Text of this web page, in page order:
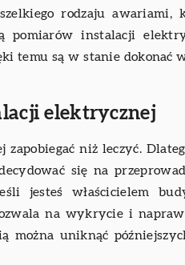
rodzaju awariami,
pomiarów instalacji
temu są w stanie dokonać
elektrycznej
zapobiegać niż leczyć.
się na
jesteś właścicielem
na wykrycie i
można uniknąć